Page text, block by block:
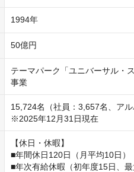
1994年
50億円
テーマパーク「ユニバーサル・
事業
15,724名（社員：3,657名、アル
※2025年12月31日現在
【休日・休暇】
■年間休日120日（月平均10日）
■年次有給休暇（初年度15日、最